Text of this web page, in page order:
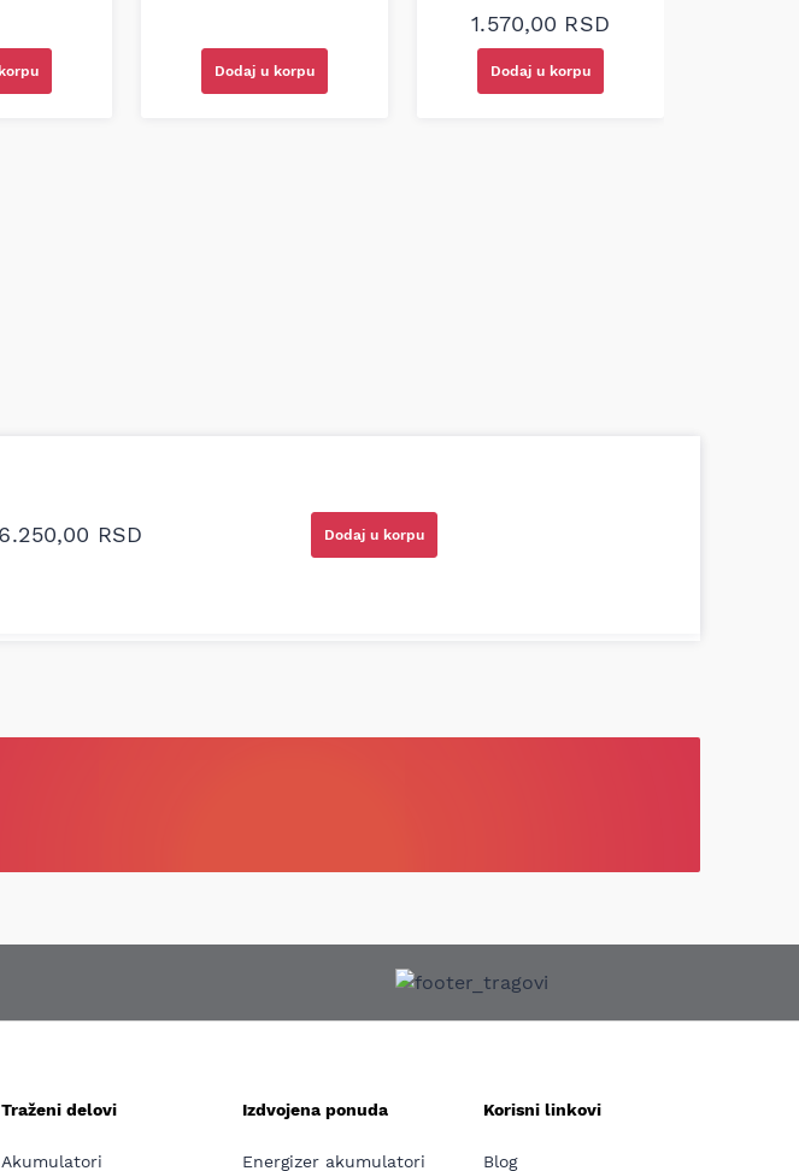
Dodaj u korpu
1.570,00 RSD
Dodaj u korpu
6.250,00 RSD Dodaj u korpu
ali me je Miloš podsetio, istražio i preporučio odgovarajućeg
proizvođača.
Traženi delovi
Akumulatori
Izdvojena ponuda
Energizer akumulatori
Korisni linkovi
Blog